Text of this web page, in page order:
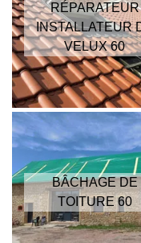
RÉPARATEUR
INSTALLATEUR
VELUX 60
BÂCHAGE DE
TOITURE 60